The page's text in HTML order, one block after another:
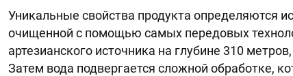
Уникальные свойства продукта определяются
очищенной с помощью самых передовых
артезианского источника на глубине 310
Затем вода подвергается сложной обработке,